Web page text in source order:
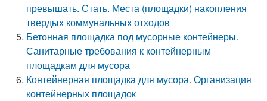
превышать. Стать. Места (площадки) накопления
твердых коммунальных отходов
Бетонная площадка под мусорные контейнеры.
Санитарные требования к контейнерным
площадкам для мусора
Контейнерная площадка для мусора. Организация
контейнерных площадок